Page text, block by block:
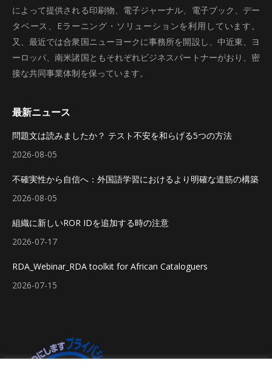
によって提供される印刷物、電子ジャーナル、電子ブック、デー
タベース、Eラーニング・ソリューションを利用しています。
又、最近では合衆国ニューヨークに事務所を開設し、中近東、ヨ
ーロッパ、南米諸国ともそれぞれビジネスパートナーがおり、密
接な共同事業体制を保っています。
最新ニュース
問題文は読みましたか？ テスト不安を和らげる5つの方法
2026-08-05
不確実性から自信へ：外国語学習におけるより明確な道筋の構築
2026-08-05
組織に新しいROR IDを追加する時の注意
2026-07-17
RDA_Webinar_RDA toolkit for African Cataloguers
2026-07-15